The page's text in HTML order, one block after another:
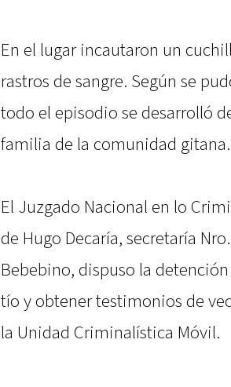
En el lugar incautaron un
rastros de sangre. Según se
todo el episodio se desarrolló
familia de la comunidad gitana.
El Juzgado Nacional en lo
de Hugo Decaría, secretaría
Bebebino, dispuso la
tío y obtener testimonios de
la Unidad Criminalística Móvil.